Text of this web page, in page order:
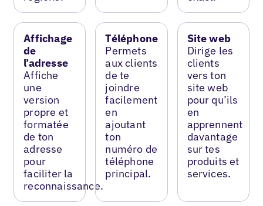
Affichage
de
l’adresse
Affiche
une
version
propre et
formatée
de ton
adresse
pour
faciliter la
reconnaissance.
Téléphone
Permets
aux clients
de te
joindre
facilement
en
ajoutant
ton
numéro de
téléphone
principal.
Site web
Dirige les
clients
vers ton
site web
pour qu’ils
en
apprennent
davantage
sur tes
produits et
services.